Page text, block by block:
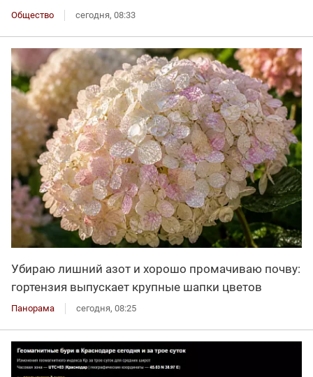
Общество сегодня, 08:33
Убираю лишний азот и хорошо промачиваю почву:
гортензия выпускает крупные шапки цветов
Панорама сегодня, 08:25